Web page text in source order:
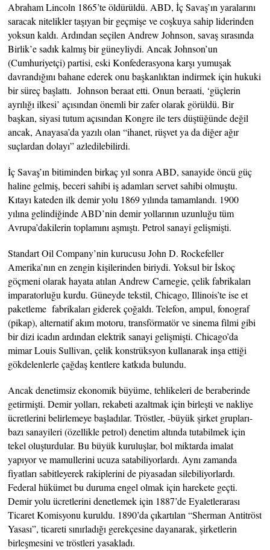
Abraham Lincoln 1865’te öldürüldü. ABD, İç Savaş’ın yaralarını
saracak nitelikler taşıyan bir geçmişe ve coşkuya sahip liderinden
yoksun kaldı. Ardından seçilen Andrew Johnson, savaş sırasında
Birlik’e sadık kalmış bir güneyliydi. Ancak Johnson’un
(Cumhuriyetçi) partisi, eski Konfederasyona karşı yumuşak
davrandığını bahane ederek onu başkanlıktan indirmek için hukuki
bir süreç başlattı. Johnson beraat etti. Onun beraati, ‘güçlerin
ayrılığı ilkesi’ açısından önemli bir zafer olarak görüldü. Bir
başkan, siyasi tutum açısından Kongre ile ters düştüğünde değil
ancak, Anayasa’da yazılı olan “ihanet, rüşvet ya da diğer ağır
suçlardan dolayı” azledilebilirdi.
İç Savaş’ın bitiminden birkaç yıl sonra ABD, sanayide öncü güç
haline gelmiş, beceri sahibi iş adamları servet sahibi olmuştu.
Kıtayı kateden ilk demir yolu 1869 yılında tamamlandı. 1900
yılına gelindiğinde ABD’nin demir yollarının uzunluğu tüm
Avrupa’dakilerin toplamını aşmıştı. Petrol sanayi gelişmişti.
Standart Oil Company’nin kurucusu John D. Rockefeller
Amerika’nın en zengin kişilerinden biriydi. Yoksul bir İskoç
göçmeni olarak hayata atılan Andrew Carnegie, çelik fabrikaları
imparatorluğu kurdu. Güneyde tekstil, Chicago, Illinois’te ise et
paketleme fabrikaları giderek çoğaldı. Telefon, ampul, fonograf
(pikap), alternatif akım motoru, transförmatör ve sinema filmi gibi
bir dizi icadın ardından elektrik sanayi gelişmişti. Chicago’da
mimar Louis Sullivan, çelik konstrüksyon kullanarak inşa ettiği
gökdelenlerle çağdaş kentlere katkıda bulundu.
Ancak denetimsiz ekonomik büyüme, tehlikeleri de beraberinde
getirmişti. Demir yolları, rekabeti azaltmak için birleşti ve nakliye
ücretlerini belirlemeye başladılar. Tröstler, -büyük şirket grupları-
bazı sanayileri (özellikle petrol) denetim altında tutabilmek için
tekel oluşturdular. Bu büyük kuruluşlar, bol miktarda imalat
yapıyor ve mamullerini ucuza satabiliyorlardı. Aynı zamanda
fiyatları sabitleyerek rakiplerini de piyasadan silebiliyorlardı.
Federal hükümet bu duruma engel olmak için harekete geçti.
Demir yolu ücretlerini denetlemek için 1887’de Eyaletlerarası
Ticaret Komisyonu kuruldu. 1890’da çıkartılan “Sherman Antitröst
Yasası”, ticareti sınırladığı gerekçesine dayanarak, şirketlerin
birleşmesini ve tröstleri yasakladı.